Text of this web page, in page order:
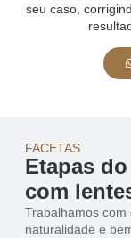
seu caso,
FACETAS
Etapas
com
Trabalhamos com
naturalidade e